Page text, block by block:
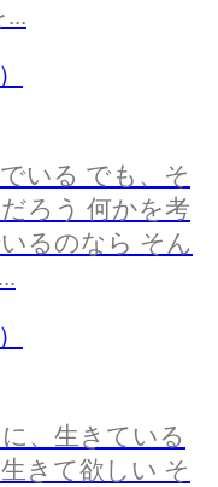
いる でも、そ
ろう 何かを考
るのなら そん
、生きている
きて欲しい そ